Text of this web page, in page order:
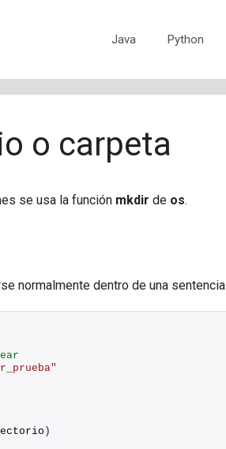
Java Python
o carpeta
se usa la función mkdir de os.
normalmente dentro de una sentencia
)